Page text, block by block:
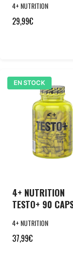
4+ NUTRITION
29,99€
EN STOCK
4+ NUTRITION
TESTO+ 90
4+ NUTRITION
37,99€